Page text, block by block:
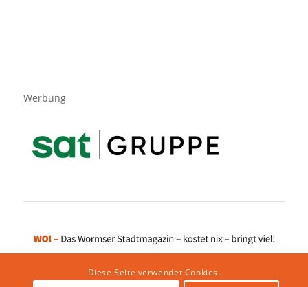
Werbung
Diese Seite verwendet Cookies.